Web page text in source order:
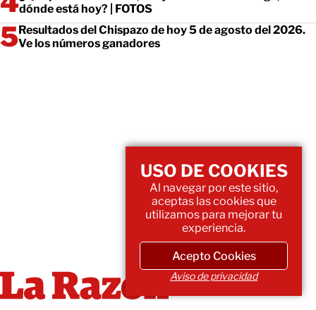
dónde está hoy? | FOTOS
Resultados del Chispazo de hoy 5 de agosto del 2026.
Ve los números ganadores
USO DE COOKIES
Al navegar por este sitio,
aceptas las cookies que
utilizamos para mejorar tu
experiencia.
Acepto Cookies
Aviso de privacidad